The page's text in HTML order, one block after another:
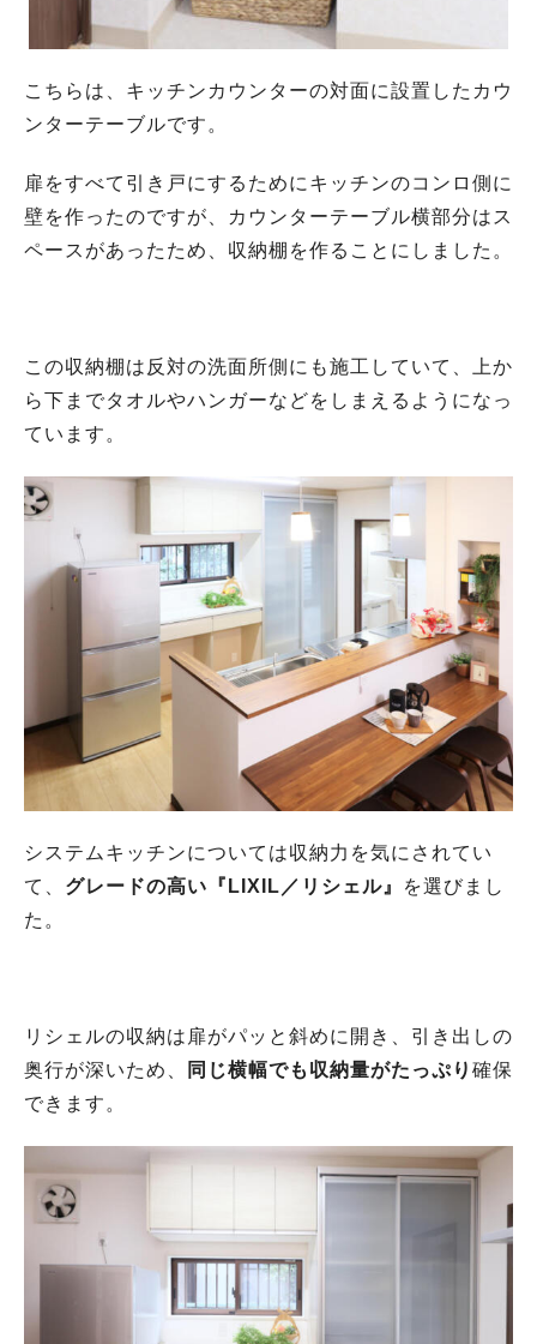
こちらは、キッチンカウンターの対面に設置したカウ
ンターテーブルです。
扉をすべて引き戸にするためにキッチンのコンロ側に
壁を作ったのですが、カウンターテーブル横部分はス
ペースがあったため、収納棚を作ることにしました。
この収納棚は反対の洗面所側にも施工していて、上か
ら下までタオルやハンガーなどをしまえるようになっ
ています。
システムキッチンについては収納力を気にされてい
て、 グレードの高い『LIXIL／リシェル』
を選びまし
た。
リシェルの収納は扉がパッと斜めに開き、引き出しの
奥行が深いため、
同じ横幅でも収納量がたっぷり 確保
できます。